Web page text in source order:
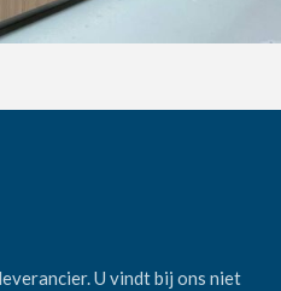
U vindt bij ons niet